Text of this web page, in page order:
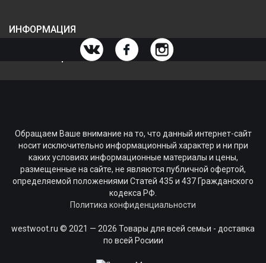
ИНФОРМАЦИЯ
ИНФОРМАЦИЯ О МАГАЗИНЕ
Обращаем Ваше внимание на то, что данный интернет-сайт
носит исключительно информационный характер и ни при
каких условиях информационные материалы и цены,
размещенные на сайте, не являются публичной офертой,
определяемой положениями Статей 435 и 437 Гражданского
кодекса РФ.
Политика конфиденциальности
westwoot.ru © 2021 — 2026 Товары для всей семьи - доставка
по всей Росиии